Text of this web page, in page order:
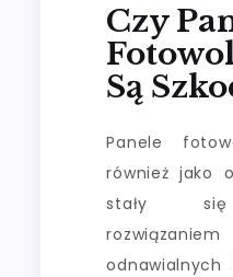
Czy
Są
Panele
również jako
stały się
odnawialnych